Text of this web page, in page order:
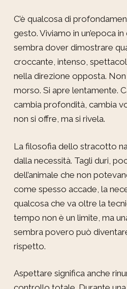
C’è qualcosa di
gesto. Viviamo in un’epoca
sembra dover dimostrare
croccante, intenso,
nella direzione opposta.
morso. Si apre lentamente.
cambia profondità, cambia
non si offre, ma si rivela.
La filosofia dello stracotto
dalla necessità. Tagli duri,
dell’animale che non
come spesso accade, la
qualcosa che va oltre la
tempo non è un limite, ma
sembra povero può
rispetto.
Aspettare significa anche